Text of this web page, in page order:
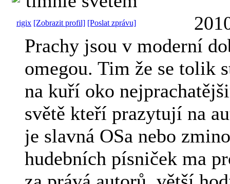
rigix [Zobrazit profil] [Poslat zprávu]
Prachy jsou v moderní
omegou. Tim že se tolik
na kuří oko
světě kteří prazytují na
je slavná OSa nebo
hudebních písniček ma